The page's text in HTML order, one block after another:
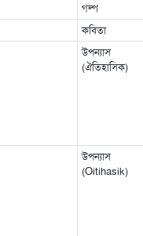
গল্প
কবিতা
উপন্যাস
(ঐতিহাসিক)
উপন্যাস
(Oitihasik)